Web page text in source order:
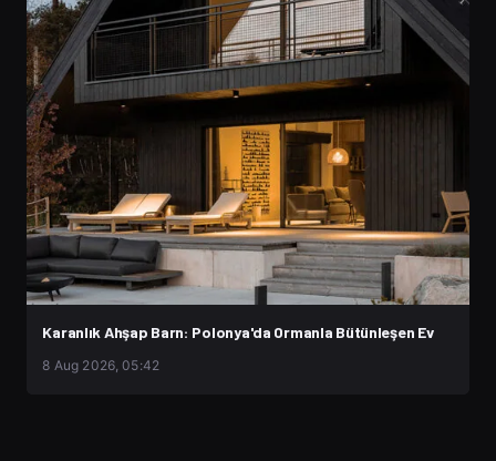
Karanlık Ahşap Barn: Polonya'da Ormanla Bütünleşen Ev
8 Aug 2026, 05:42